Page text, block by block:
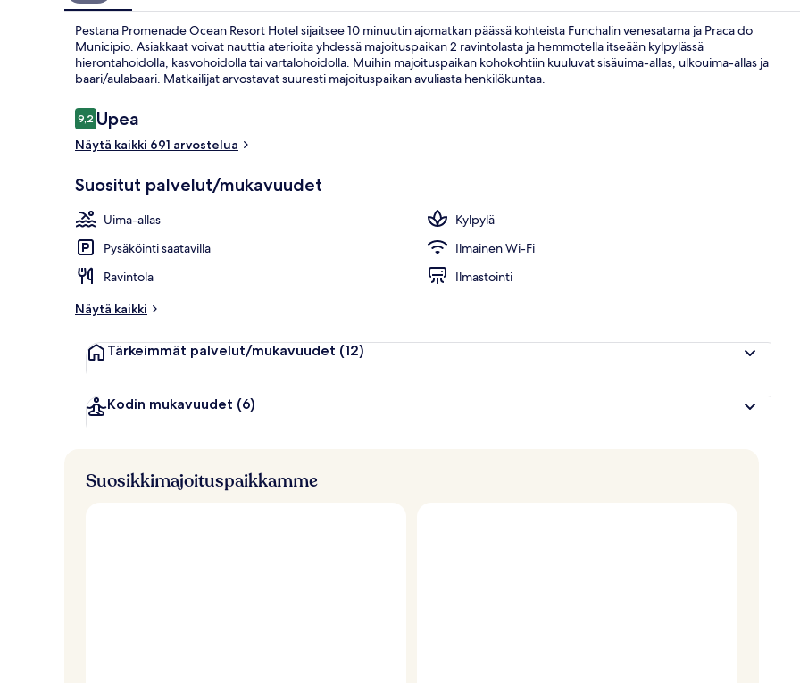
Pestana Promenade Ocean Resort Hotel sijaitsee 10 minuutin ajomatkan päässä kohteista Funchalin venesatama ja Praca do
Municipio. Asiakkaat voivat nauttia aterioita yhdessä majoituspaikan 2 ravintolasta ja hemmotella itseään kylpylässä
hierontahoidolla, kasvohoidolla tai vartalohoidolla. Muihin majoituspaikan kohokohtiin kuuluvat sisäuima-allas, ulkouima-allas ja
baari/aulabaari. Matkailijat arvostavat suuresti majoituspaikan avuliasta henkilökuntaa.
Arvostelut
9,29,2 kautta 10.
Upea
Näytä kaikki 691 arvostelua
Suositut palvelut/mukavuudet
Uima-allas
Kylpylä
Pysäköinti saatavilla
Ilmainen Wi-Fi
Ravintola
Ilmastointi
Näytä kaikki
Tärkeimmät palvelut/mukavuudet (12)
Kodin mukavuudet (6)
Suosikkimajoituspaikkamme